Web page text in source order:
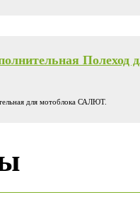
Полеход
для мотоблока САЛЮТ.